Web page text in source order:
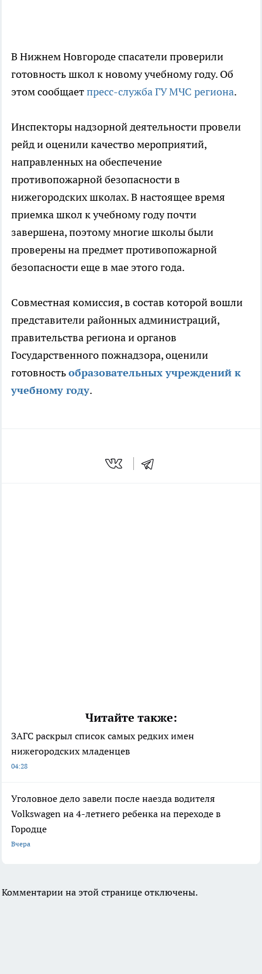
В Нижнем Новгороде спасатели проверили
готовность школ к новому учебному году. Об
этом сообщаетпресс-служба ГУ МЧС региона.
Инспекторы надзорной деятельности провели
рейд и оценили качество мероприятий,
направленных на обеспечение
противопожарной безопасности в
нижегородских школах. В настоящее время
приемка школ к учебному году почти
завершена, поэтому многие школы были
проверены на предмет противопожарной
безопасности еще в мае этого года.
Совместная комиссия, в состав которой вошли
представители районных администраций,
правительства региона и органов
Государственного пожнадзора, оценили
готовностьобразовательных учреждений к
учебному году.
Читайте также:
ЗАГС раскрыл список самых редких имен
нижегородских младенцев
04:28
Уголовное дело завели после наезда водителя
Volkswagen на 4-летнего ребенка на переходе в
Городце
Вчера
Комментарии на этой странице отключены.